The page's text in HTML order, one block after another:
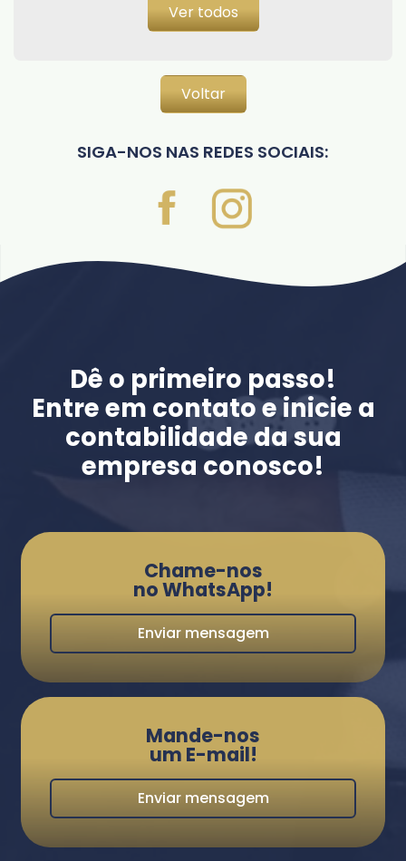
Ver todos
Voltar
SIGA-NOS NAS REDES SOCIAIS:
Dê o primeiro passo!
Entre em contato e inicie a
contabilidade da sua
empresa conosco!
Chame-nos
no WhatsApp!
Enviar mensagem
Mande-nos
um E-mail!
Enviar mensagem